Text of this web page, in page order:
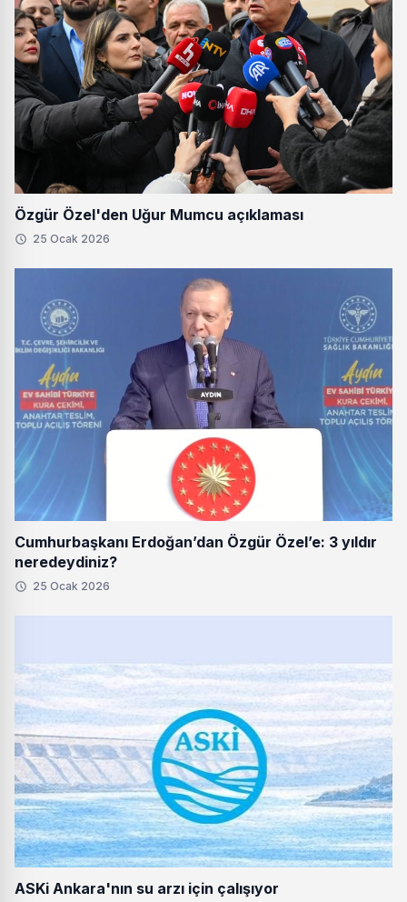
Özgür Özel'den Uğur Mumcu açıklaması
25 Ocak 2026
Cumhurbaşkanı Erdoğan’dan Özgür Özel’e: 3 yıldır
neredeydiniz?
25 Ocak 2026
ASKi Ankara'nın su arzı için çalışıyor